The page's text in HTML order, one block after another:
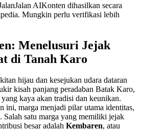
AIKonten dihasilkan secara
Mungkin perlu verifikasi lebih
Menelusuri Jejak
di Tanah Karo
hijau dan kesejukan udara dataran
kisah panjang peradaban Batak Karo,
kaya akan tradisi dan keunikan.
ini, marga menjadi pilar utama identitas,
Salah satu marga yang memiliki jejak
besar adalah Kembaren, atau